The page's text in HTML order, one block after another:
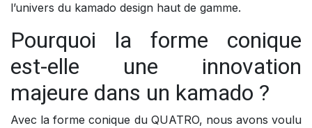
l’univers du kamado design haut de gamme.
Pourquoi la forme conique
est-elle une innovation
majeure dans un kamado ?
Avec la forme conique du QUATRO, nous avons voulu